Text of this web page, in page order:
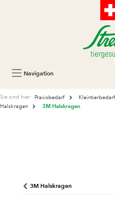
Navigation
Sie sind hier: Praxisbedarf
Halskragen
3M Halskragen
3M Halskragen